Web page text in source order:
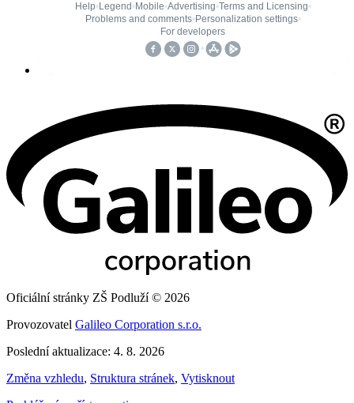
Oficiální stránky ZŠ Podluží © 2026
Provozovatel Galileo Corporation s.r.o.
Poslední aktualizace: 4. 8. 2026
Změna vzhledu, Struktura stránek, Vytisknout